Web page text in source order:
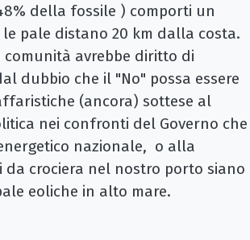
della fossile ) comporti un
pale distano 20 km dalla costa.
avrebbe diritto di
dubbio che il "No" possa essere
(ancora) sottese al
nei confronti del Governo che
nazionale, o alla
crociera nel nostro porto siano
eoliche in alto mare.